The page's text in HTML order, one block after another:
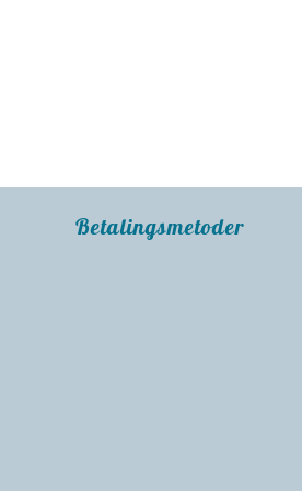
Betalingsmetoder